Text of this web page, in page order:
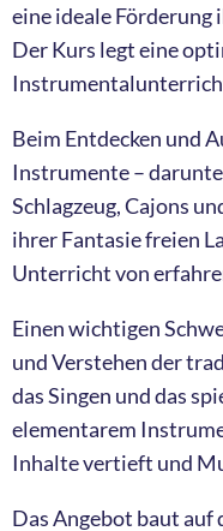
eine ideale Förderung
Der Kurs legt eine
Beim Entdecken und
Instrumente –
Schlagzeug, Cajons
ihrer Fantasie freien
Unterricht von
Einen wichtigen
und Verstehen der
das Singen und das
elementarem
Inhalte vertieft und
Das Angebot baut auf